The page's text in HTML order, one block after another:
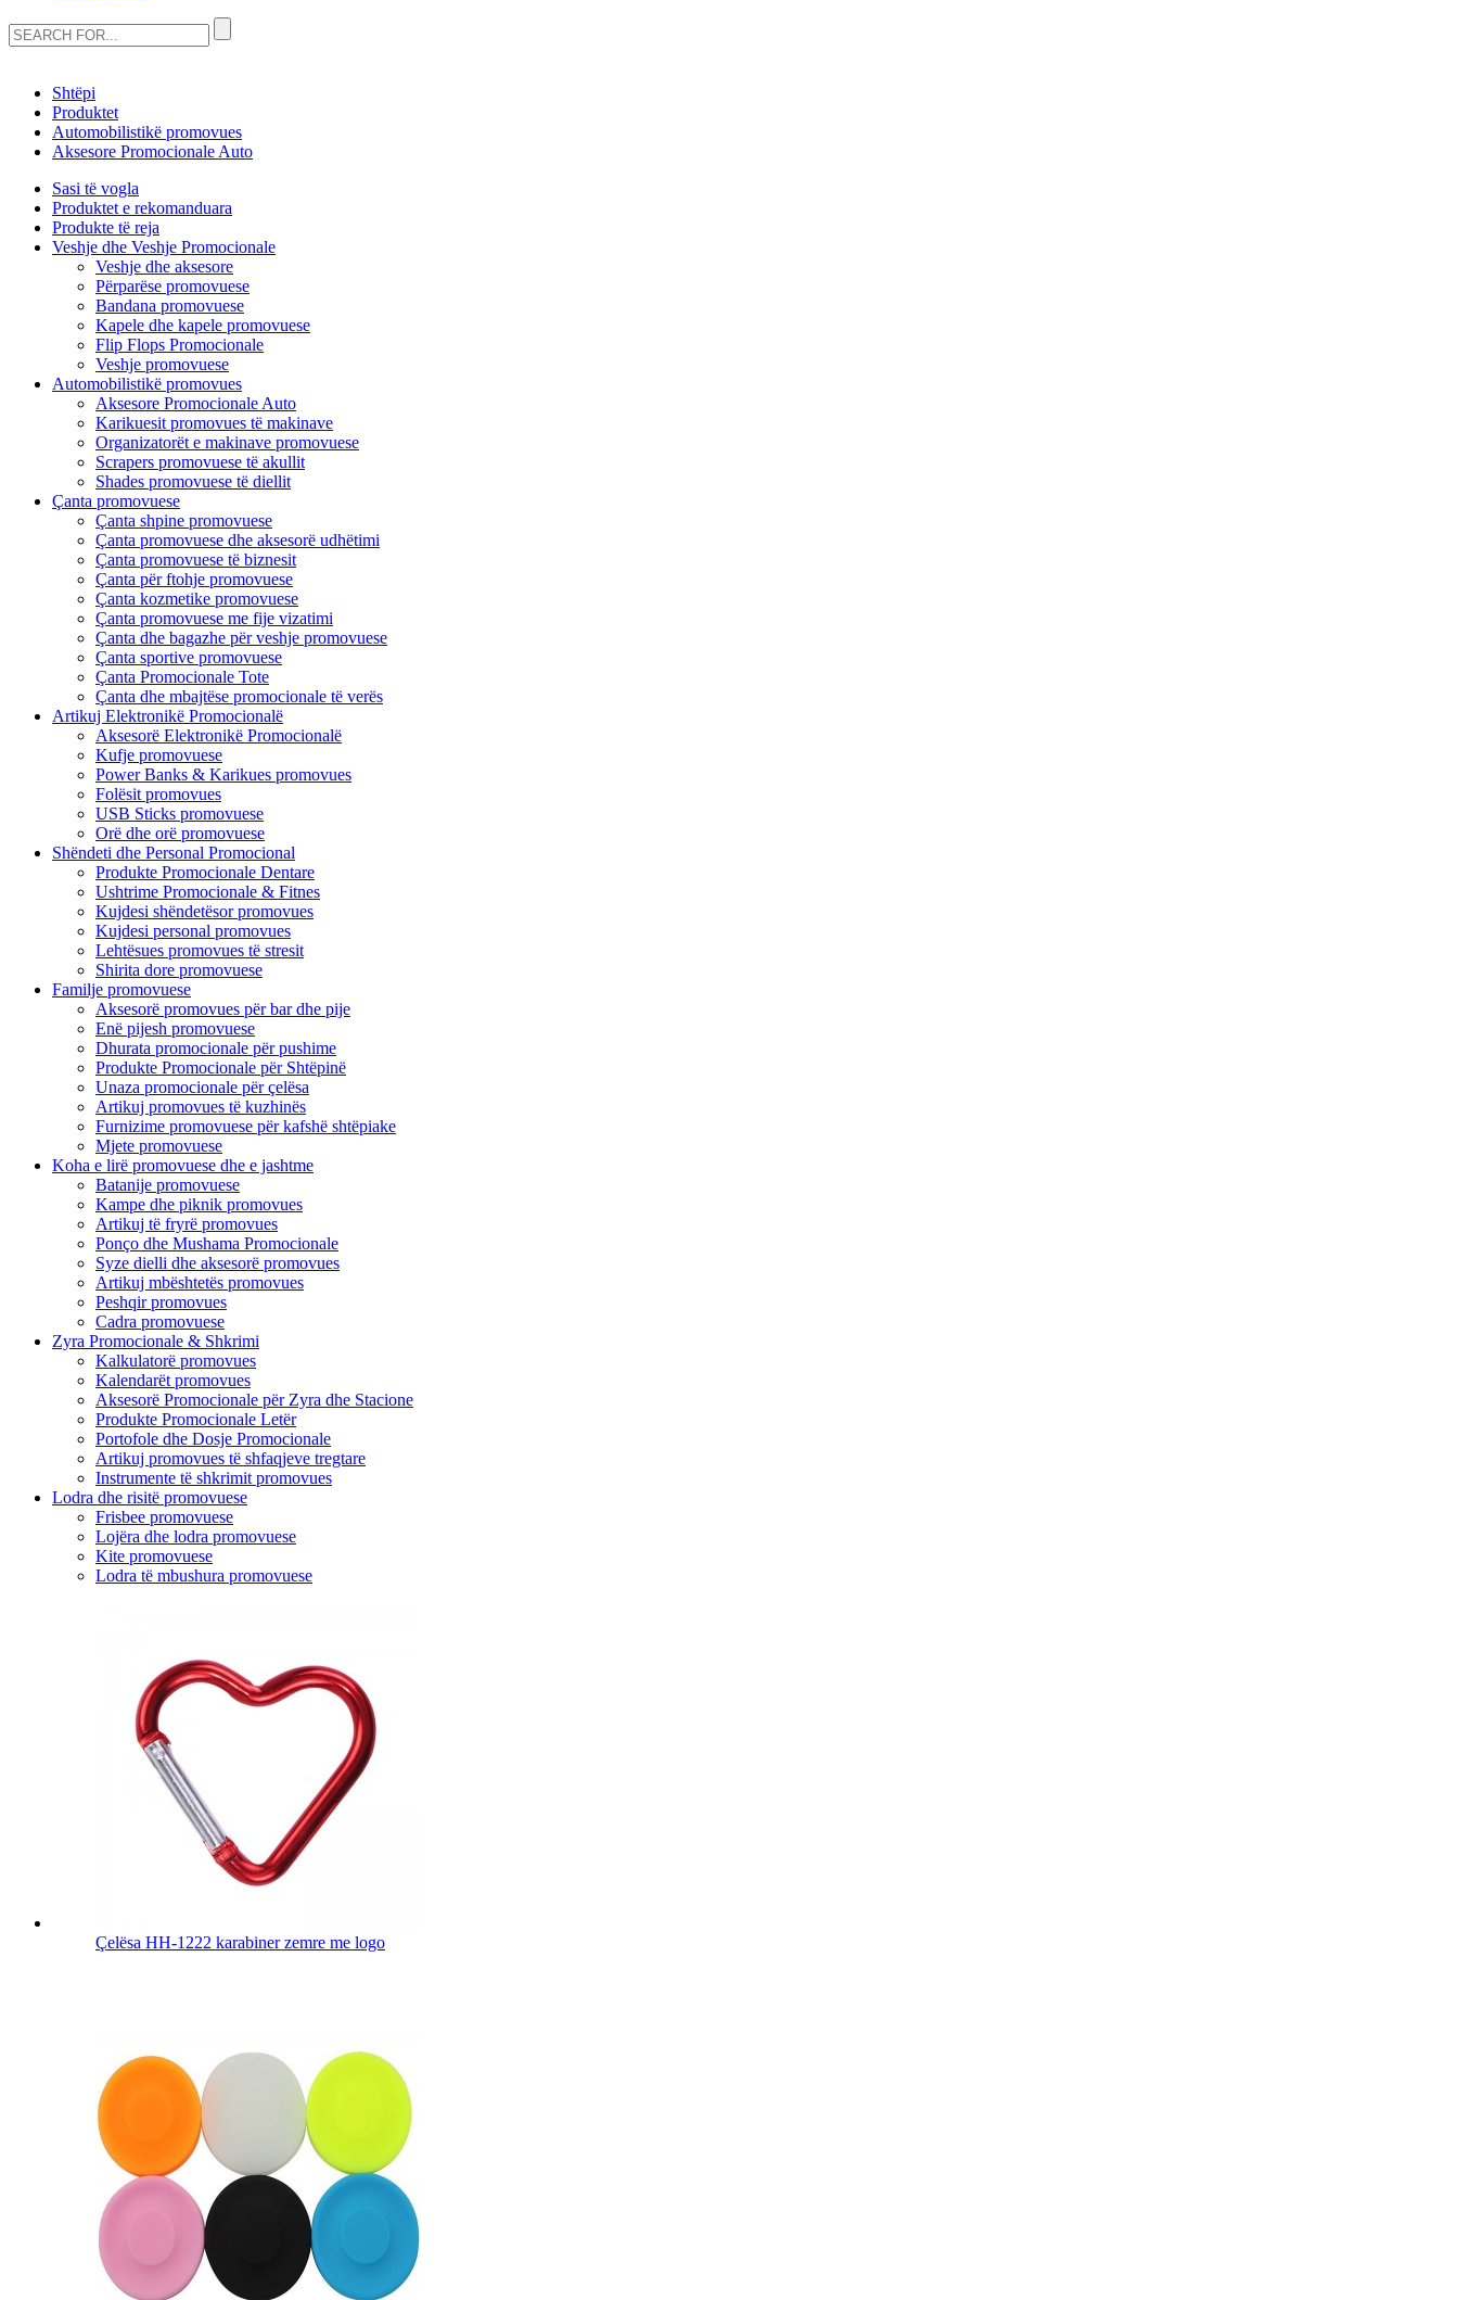
Shtëpi
Produktet
Automobilistikë promovues
Aksesore Promocionale Auto
Sasi të vogla
Produktet e rekomanduara
Produkte të reja
Veshje dhe Veshje Promocionale
Veshje dhe aksesore
Përparëse promovuese
Bandana promovuese
Kapele dhe kapele promovuese
Flip Flops Promocionale
Veshje promovuese
Automobilistikë promovues
Aksesore Promocionale Auto
Karikuesit promovues të makinave
Organizatorët e makinave promovuese
Scrapers promovuese të akullit
Shades promovuese të diellit
Çanta promovuese
Çanta shpine promovuese
Çanta promovuese dhe aksesorë udhëtimi
Çanta promovuese të biznesit
Çanta për ftohje promovuese
Çanta kozmetike promovuese
Çanta promovuese me fije vizatimi
Çanta dhe bagazhe për veshje promovuese
Çanta sportive promovuese
Çanta Promocionale Tote
Çanta dhe mbajtëse promocionale të verës
Artikuj Elektronikë Promocionalë
Aksesorë Elektronikë Promocionalë
Kufje promovuese
Power Banks & Karikues promovues
Folësit promovues
USB Sticks promovuese
Orë dhe orë promovuese
Shëndeti dhe Personal Promocional
Produkte Promocionale Dentare
Ushtrime Promocionale & Fitnes
Kujdesi shëndetësor promovues
Kujdesi personal promovues
Lehtësues promovues të stresit
Shirita dore promovuese
Familje promovuese
Aksesorë promovues për bar dhe pije
Enë pijesh promovuese
Dhurata promocionale për pushime
Produkte Promocionale për Shtëpinë
Unaza promocionale për çelësa
Artikuj promovues të kuzhinës
Furnizime promovuese për kafshë shtëpiake
Mjete promovuese
Koha e lirë promovuese dhe e jashtme
Batanije promovuese
Kampe dhe piknik promovues
Artikuj të fryrë promovues
Ponço dhe Mushama Promocionale
Syze dielli dhe aksesorë promovues
Artikuj mbështetës promovues
Peshqir promovues
Cadra promovuese
Zyra Promocionale & Shkrimi
Kalkulatorë promovues
Kalendarët promovues
Aksesorë Promocionale për Zyra dhe Stacione
Produkte Promocionale Letër
Portofole dhe Dosje Promocionale
Artikuj promovues të shfaqjeve tregtare
Instrumente të shkrimit promovues
Lodra dhe risitë promovuese
Frisbee promovuese
Lojëra dhe lodra promovuese
Kite promovuese
Lodra të mbushura promovuese
Çelësa HH-1222 karabiner zemre me logo